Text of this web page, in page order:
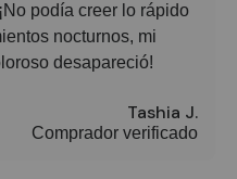
podía creer lo rápido
nocturnos, mi
desapareció!
Tashia J.
Comprador verificado